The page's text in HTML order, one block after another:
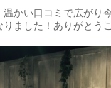
温かい口コミで広がり
ました！ありがとう